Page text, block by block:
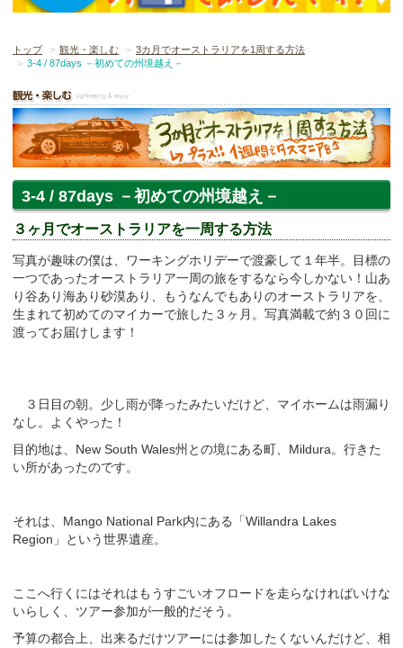
トップ 観光・楽しむ
3カ月でオーストラリアを1周する方法
3-4 / 87days －初めての州境越え－
3-4 / 87days －初めての州境越え－
３ヶ月でオーストラリアを一周する方法
写真が趣味の僕は、ワーキングホリデーで渡豪して１年半。目標の
一つであったオーストラリア一周の旅をするなら今しかない！山あ
り谷あり海あり砂漠あり、もうなんでもありのオーストラリアを、
生まれて初めてのマイカーで旅した３ヶ月。写真満載で約３０回に
渡ってお届けします！
３日目の朝。少し雨が降ったみたいだけど、マイホームは雨漏り
なし。よくやった！
目的地は、New South Wales州との境にある町、Mildura。行きた
い所があったのです。
それは、Mango National Park内にある「Willandra Lakes
Region」という世界遺産。
ここへ行くにはそれはもうすごいオフロードを走らなければいけな
いらしく、ツアー参加が一般的だそう。
予算の都合上、出来るだけツアーには参加したくないんだけど、相